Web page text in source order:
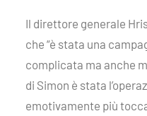
Il direttore generale
che “è stata una
complicata ma anche
di Simon è stata
emotivamente più